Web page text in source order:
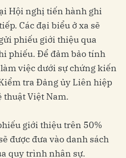
Hội nghị tiến hành ghi
Các đại biểu ở xa sẽ
phiếu giới thiệu qua
phiếu. Để đảm bảo tính
việc dưới sự chứng kiến
tra Đảng ủy Liên hiệp
thuật Việt Nam.
giới thiệu trên 50%
được đưa vào danh sách
quy trình nhân sự.